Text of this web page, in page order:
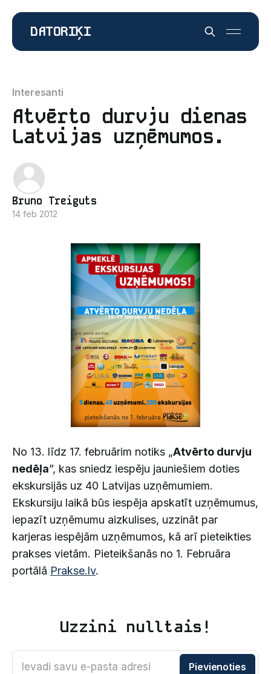
DATORIĶI
Interesanti
Atvērto durvju dienas
Latvijas uzņēmumos.
Bruno Treiguts
14 feb 2012
No 13. līdz 17. februārim notiks „Atvērto durvju
nedēļa”, kas sniedz iespēju jauniešiem doties
ekskursijās uz 40 Latvijas uzņēmumiem.
Ekskursiju laikā būs iespēja apskatīt uzņēmumus,
iepazīt uzņēmumu aizkulises, uzzināt par
karjeras iespējām uzņēmumos, kā arī pieteikties
prakses vietām. Pieteikšanās no 1. Februāra
portālā Prakse.lv.
Uzzini nulltais!
Ievadi savu e-pasta adresi Pievienoties